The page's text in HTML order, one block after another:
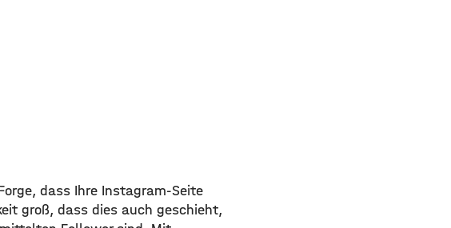
dass Ihre Instagram-Seite
groß, dass dies auch geschieht,